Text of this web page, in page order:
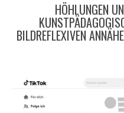
HÖHLUNGEN
BILDREFLEXIVEN